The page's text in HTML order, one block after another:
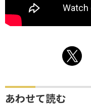
あわせて読む